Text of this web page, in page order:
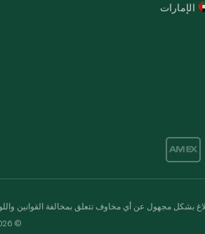
الإمارات
بشكل مجهول عن أي مخاوف تتعلق بمخالفة القوانين
© 2020-2026 سبينس. كل الحقوق محفوظة